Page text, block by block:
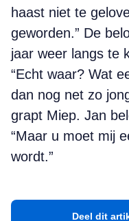
haast niet te
geworden.” De
jaar weer langs te
“Echt waar? Wat
dan nog net zo
grapt Miep. Jan
“Maar u moet mij
wordt.”
Deel dit